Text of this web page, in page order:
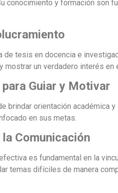
conocimiento y formación son
de tesis en docencia e
mostrar un verdadero interés en
Guiar y Motivar
brindar orientación académica
en sus metas.
Comunicación
es fundamental en la
temas difíciles de manera